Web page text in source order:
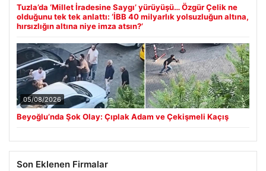
Tuzla’da ‘Millet İradesine Saygı’ yürüyüşü… Özgür Çelik ne
olduğunu tek tek anlattı: ‘İBB 40 milyarlık yolsuzluğun altına,
hırsızlığın altına niye imza atsın?’
05/08/2026
Beyoğlu’nda Şok Olay: Çıplak Adam ve Çekişmeli Kaçış
Son Eklenen Firmalar